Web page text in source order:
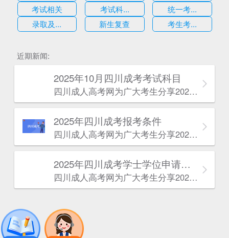
考试相关
考试科...
统一考...
录取及...
新生复查 考生考...
近期新闻:
2025年10月四川成考考试科目
四川成人高考网​为广大考生分享2025年10月四川成考考试科目。为广大在职人员和社会人士提供学历提升的机会。更多四川成考考试信息，欢迎在线访问四川成人高考网。
2025年‌‌‌‌四川成考报考条件
四川成人高考网​为广大考生分享2025年‌‌‌‌四川成考报考条件。为广大在职人员和社会人士提供学历提升的机会。更多四川成考考试信息，欢迎在线访问四川成人高考网。
2025年‌‌‌‌四川成考学士学位申请条件
四川成人高考网​为广大考生分享2025年‌‌‌‌四川成考学士学位申请条件。为广大在职人员和社会人士提供学历提升的机会。更多四川成考考试信息，欢迎在线访问四川成人高考网。